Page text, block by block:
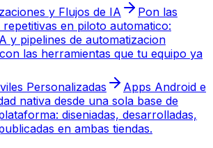
y Flujos de IA
Pon las
en piloto automatico:
y pipelines de automatizacion
las herramientas que tu equipo ya
Personalizadas
Apps Android e
nativa desde una sola base de
diseniadas, desarrolladas,
en ambas tiendas.